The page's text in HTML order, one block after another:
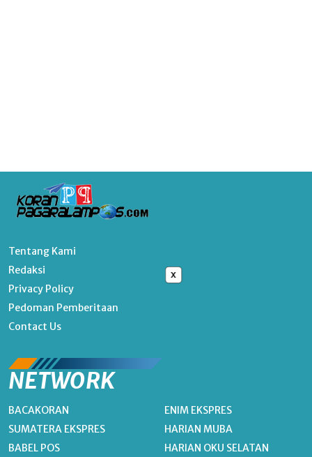
x
Tentang Kami
Redaksi
Privacy Policy
Pedoman Pemberitaan
Contact Us
NETWORK
BACAKORAN
SUMATERA EKSPRES
BABEL POS
ENIM EKSPRES
HARIAN MUBA
HARIAN OKU SELATAN